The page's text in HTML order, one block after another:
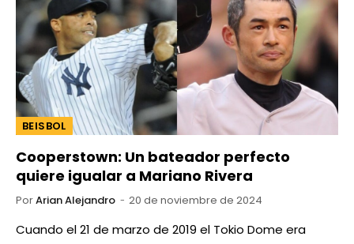
BEISBOL
Cooperstown: Un bateador perfecto
quiere igualar a Mariano Rivera
PorArian Alejandro 20 de noviembre de 2024
Cuando el 21 de marzo de 2019 el Tokio Dome era